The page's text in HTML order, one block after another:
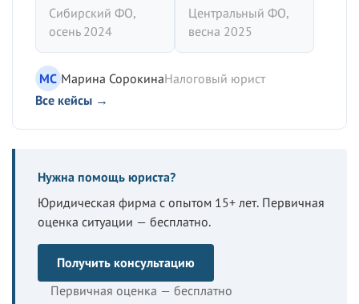
Сибирский ФО,
осень 2024
Центральный ФО,
весна 2025
МС Марина СорокинаНалоговый юрист
Все кейсы →
Нужна помощь юриста?
Юридическая фирма с опытом 15+ лет. Первичная
оценка ситуации — бесплатно.
Получить консультацию
Первичная оценка — бесплатно